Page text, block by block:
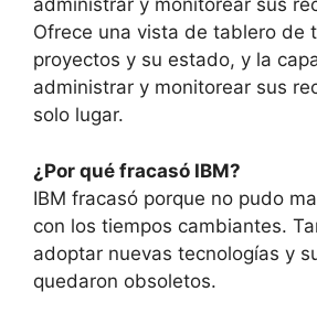
administrar y monitorear sus
Ofrece una vista de tablero de
proyectos y su estado, y la
administrar y monitorear sus
solo lugar.
¿Por qué fracasó IBM?
IBM fracasó porque no pudo
con los tiempos cambiantes.
adoptar nuevas tecnologías y
quedaron obsoletos.